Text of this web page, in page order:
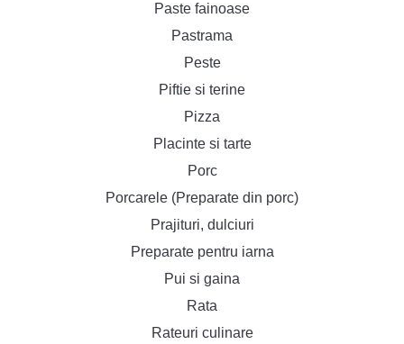
Paste fainoase
Pastrama
Peste
Piftie si terine
Pizza
Placinte si tarte
Porc
Porcarele (Preparate din porc)
Prajituri, dulciuri
Preparate pentru iarna
Pui si gaina
Rata
Rateuri culinare